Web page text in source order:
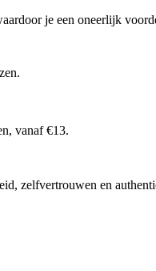
je een oneerlijk
vanaf €13.
zelfvertrouwen en